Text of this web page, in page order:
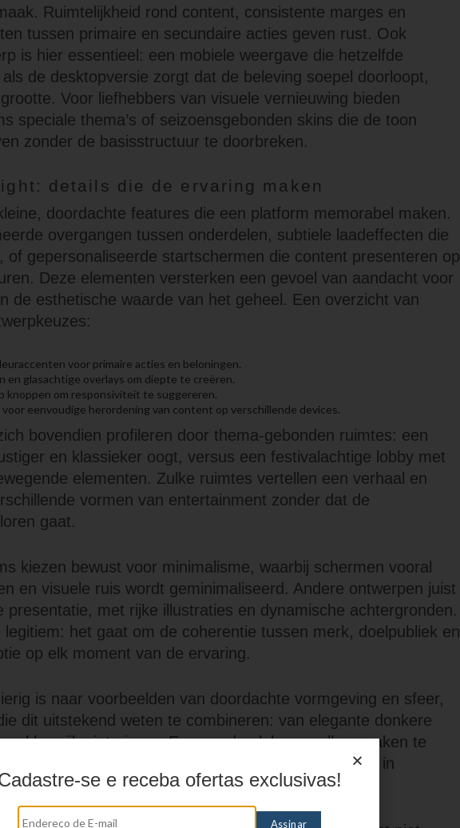
Ruimtelijkheid rond content, consistente marges en
tussen primaire en secundaire acties geven rust. Ook
is hier essentieel: een mobiele weergave die hetzelfde
de desktopversie zorgt dat de beleving soepel doorloopt,
Voor liefhebbers van visuele vernieuwing bieden
speciale thema’s of seizoensgebonden skins die de toon
zonder de basisstructuur te doorbreken.
details die de ervaring maken
doordachte features die een platform memorabel maken.
overgangen tussen onderdelen, subtiele laadeffecten die
of gepersonaliseerde startschermen die content presenteren op
Deze elementen versterken een gevoel van aandacht voor
de esthetische waarde van het geheel. Een overzicht van
voor primaire acties en beloningen.
en glasachtige overlays om diepte te creëren.
knoppen om responsiviteit te suggereren.
eenvoudige herordening van content op verschillende devices.
bovendien profileren door thema-gebonden ruimtes: een
en klassieker oogt, versus een festivalachtige lobby met
elementen. Zulke ruimtes vertellen een verhaal en
vormen van entertainment zonder dat de
gaat.
kiezen bewust voor minimalisme, waarbij schermen vooral
en visuele ruis wordt geminimaliseerd. Andere ontwerpen juist
presentatie, met rijke illustraties en dynamische achtergronden.
legitiem: het gaat om de coherentie tussen merk, doelpubliek en
op elk moment van de ervaring.
is naar voorbeelden van doordachte vormgeving en sfeer,
dit uitstekend weten te combineren: van elegante donkere
kleurrijke interieurs. Een goede plek om zulke smaken te
, waar visuele keuzes en toon samenkomen in
se e receba ofertas exclusivas!